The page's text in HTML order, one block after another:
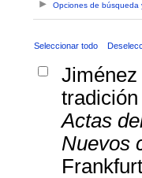
Opciones de búsqueda
Seleccionar todo
Actas
Nuevos